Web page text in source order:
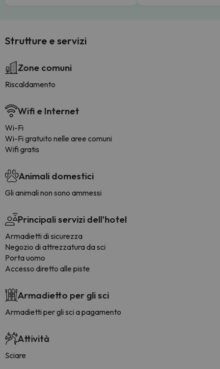
Strutture e servizi
Zone comuni
Riscaldamento
Wifi e Internet
Wi-Fi
Wi-Fi gratuito nelle aree comuni
Wifi gratis
Animali domestici
Gli animali non sono ammessi
Principali servizi dell'hotel
Armadietti di sicurezza
Negozio di attrezzatura da sci
Porta uomo
Accesso diretto alle piste
Armadietto per gli sci
Armadietti per gli sci a pagamento
Attività
Sciare